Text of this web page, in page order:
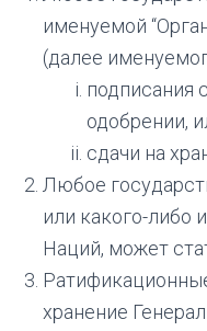
именуемой
(далее
подписания
одобрении,
сдачи на
Любое
или какого-либо
Наций, может
хранение